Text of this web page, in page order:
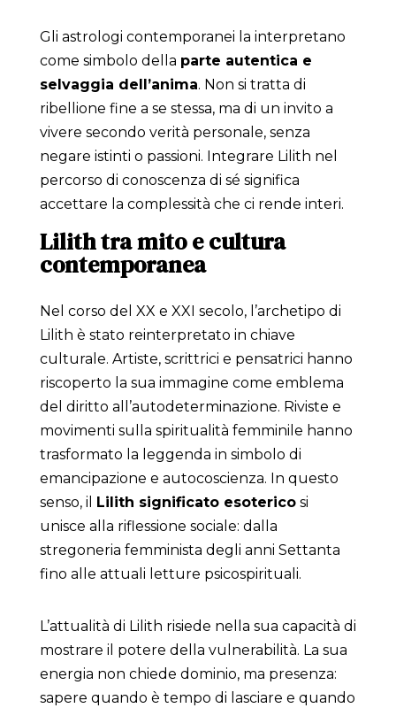
Gli astrologi contemporanei la interpretano
come simbolo della parte autentica e
selvaggia dell’anima. Non si tratta di
ribellione fine a se stessa, ma di un invito a
vivere secondo verità personale, senza
negare istinti o passioni. Integrare Lilith nel
percorso di conoscenza di sé significa
accettare la complessità che ci rende interi.
Lilith tra mito e cultura
contemporanea
Nel corso del XX e XXI secolo, l’archetipo di
Lilith è stato reinterpretato in chiave
culturale. Artiste, scrittrici e pensatrici hanno
riscoperto la sua immagine come emblema
del diritto all’autodeterminazione. Riviste e
movimenti sulla spiritualità femminile hanno
trasformato la leggenda in simbolo di
emancipazione e autocoscienza. In questo
senso, il Lilith significato esotericosi
unisce alla riflessione sociale: dalla
stregoneria femminista degli anni Settanta
fino alle attuali letture psicospirituali.
L’attualità di Lilith risiede nella sua capacità di
mostrare il potere della vulnerabilità. La sua
energia non chiede dominio, ma presenza:
sapere quando è tempo di lasciare e quando